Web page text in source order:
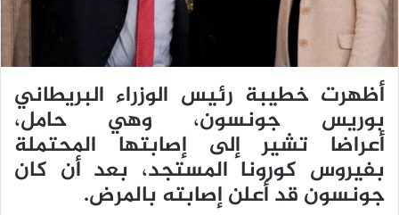
ل
ك
ت
و
ي
أظهرت خطيبة رئيس الوزراء البريطاني
بوريس جونسون، وهي حامل،
أعراضا تشير إلى إصابتها المحتملة
بفيروس كورونا المستجد، بعد أن كان
جونسون قد أعلن إصابته بالمرض.